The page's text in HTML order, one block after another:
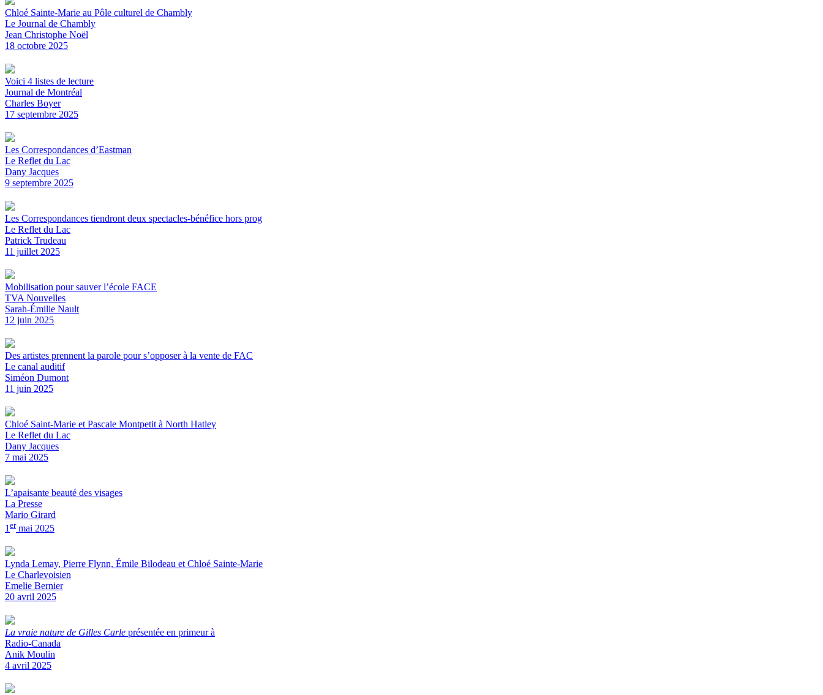
Chloé Sainte-Marie au Pôle culturel de Chambly
Le Journal de Chambly
Jean Christophe Noël
18 octobre 2025
Voici 4 listes de lecture
Journal de Montréal
Charles Boyer
17 septembre 2025
Les Correspondances d’Eastman
Le Reflet du Lac
Dany Jacques
9 septembre 2025
Les Correspondances tiendront deux spectacles-bénéfice hors prog
Le Reflet du Lac
Patrick Trudeau
11 juillet 2025
Mobilisation pour sauver l’école FACE
TVA Nouvelles
Sarah-Émilie Nault
12 juin 2025
Des artistes prennent la parole pour s’opposer à la vente de FAC
Le canal auditif
Siméon Dumont
11 juin 2025
Chloé Saint-Marie et Pascale Montpetit à North Hatley
Le Reflet du Lac
Dany Jacques
7 mai 2025
L’apaisante beauté des visages
La Presse
Mario Girard
1 ermai 2025
Lynda Lemay, Pierre Flynn, Émile Bilodeau et Chloé Sainte-Marie
Le Charlevoisien
Emelie Bernier
20 avril 2025
La vraie nature de Gilles Carle présentée en primeur à
Radio-Canada
Anik Moulin
4 avril 2025